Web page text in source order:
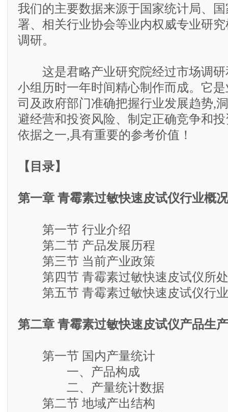
我们的主要数据来源于国家统计局、
署、相关行业协会等业内权威专业研
调研。
这是君略产业研究院经过市场调研
小组历时一年时间精心制作而成。它
司及政府部门准确把握行业发展趋势,
避经营和投资风险、制定正确竞争和
依据之一,具有重要的参考价值！
【目录】
第一章 青霉素过敏快速皮试仪行业概况
第一节 行业介绍
第二节 产品发展历程
第三节 当前产业政策
第四节 青霉素过敏快速皮试仪所处
第五节 青霉素过敏快速皮试仪行业
第二章 青霉素过敏快速皮试仪产品生
第一节 国内产量统计
一、产品构成
二、产量统计数据
第二节 地域产出结构